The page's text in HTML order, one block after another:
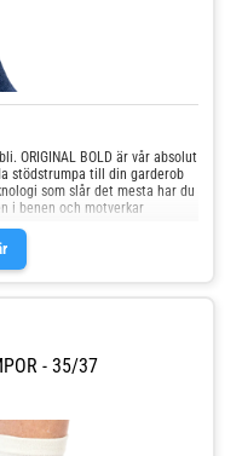
ORIGINAL BOLD är vår absolut
stödstrumpa till din garderob
som slår det mesta har du
i benen och motverkar
- 35/37